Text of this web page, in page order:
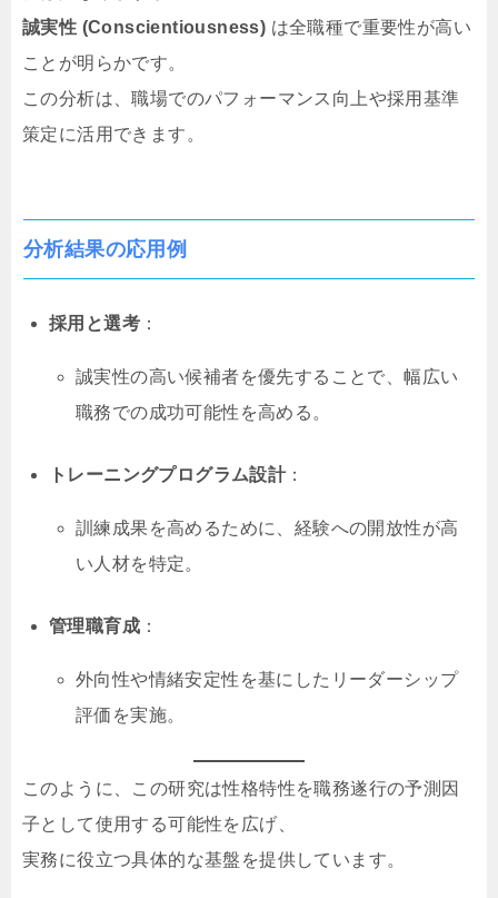
誠実性 (Conscientiousness) は全職種で重要性が高い
ことが明らかです。
この分析は、職場でのパフォーマンス向上や採用基準
策定に活用できます。
分析結果の応用例
採用と選考 ：
誠実性の高い候補者を優先することで、幅広い
職務での成功可能性を高める。
トレーニングプログラム設計：
訓練成果を高めるために、経験への開放性が高
い人材を特定。
管理職育成 ：
外向性や情緒安定性を基にしたリーダーシップ
評価を実施。
このように、この研究は性格特性を職務遂行の予測因
子として使用する可能性を広げ、
実務に役立つ具体的な基盤を提供しています。